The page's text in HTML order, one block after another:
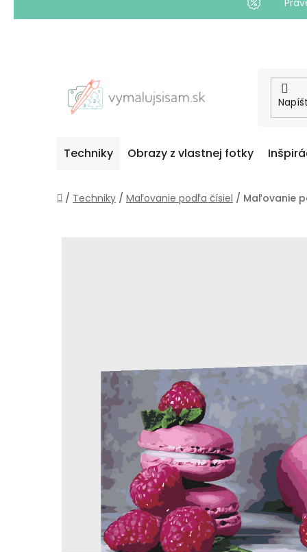
Techniky Obrazy z vlastnej fotky
Domov
/ Techniky / Maľovanie podľa čísiel / Maľovanie